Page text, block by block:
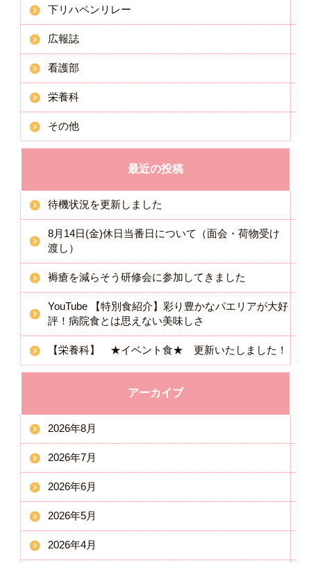
下リハペンリレー
広報誌
看護部
栄養科
その他
最近の投稿
待機状況を更新しました
8月14日(金)休日当番日について（面会・荷物受け
渡し）
褥瘡を減らそう研修会に参加してきました
YouTube 【特別食紹介】彩り豊かなパエリアが大好
評！病院食とは思えない美味しさ
【栄養科】 ★イベント食★ 更新いたしました！
アーカイブ
2026年8月
2026年7月
2026年6月
2026年5月
2026年4月